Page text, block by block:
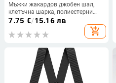
Мъжки жакардов джобен шал,
клетъчна шарка, полиестерни
нишки, неформален стил
7.75 €/15.16 лв
add_shopping_cart